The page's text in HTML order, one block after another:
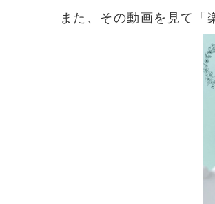
また、その動画を見て「